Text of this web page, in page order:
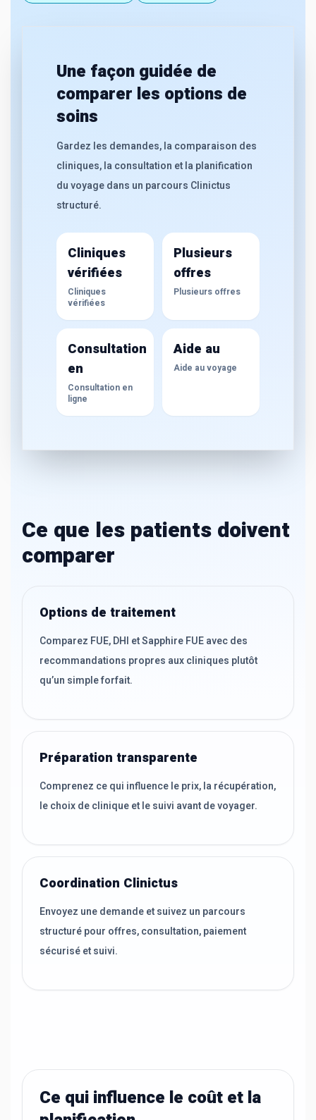
Une façon guidée de
comparer les options de
soins
Gardez les demandes, la comparaison des
cliniques, la consultation et la planification
du voyage dans un parcours Clinictus
structuré.
Cliniques
vérifiées
Cliniques
vérifiées
Plusieurs
offres
Plusieurs offres
Consultation
en
Consultation en
ligne
Aide au
Aide au voyage
Ce que les patients doivent
comparer
Options de traitement
Comparez FUE, DHI et Sapphire FUE avec des
recommandations propres aux cliniques plutôt
qu’un simple forfait.
Préparation transparente
Comprenez ce qui influence le prix, la récupération,
le choix de clinique et le suivi avant de voyager.
Coordination Clinictus
Envoyez une demande et suivez un parcours
structuré pour offres, consultation, paiement
sécurisé et suivi.
Ce qui influence le coût et la